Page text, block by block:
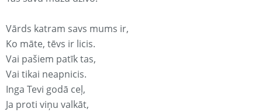
Vārds katram savs mums ir,
Ko māte, tēvs ir licis.
Vai pašiem patīk tas,
Vai tikai neapnicis.
Inga Tevi godā ceļ,
Ja proti viņu valkāt,